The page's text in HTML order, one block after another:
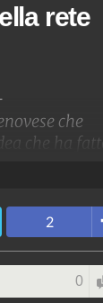
rete
che
che ha
2
0